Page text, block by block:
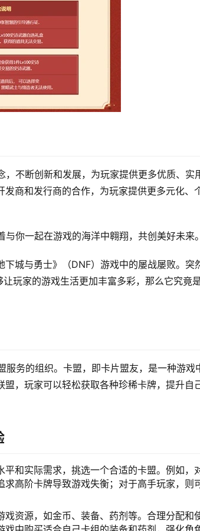
不断创新和发展，为玩家提供更多优质、实
商和发行商的合作，为玩家提供更多元化、
你一起在游戏的海洋中翱翔，共创美好未来。
城与勇士》（DNF）游戏中的屡战屡败。突
玩家的游戏生活更加丰富多彩，那么它究竟
务的组织。卡盟，即卡片盟友，是一种游戏
，玩家可以轻松获取各种珍稀卡牌，提升自
和实际需求，挑选一个合适的卡盟。例如，
高阶卡牌导致游戏失衡；对于高手玩家，则
资源，如金币、装备、药剂等。合理分配和